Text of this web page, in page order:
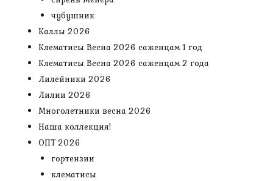
чубушник
Каллы 2026
Клематисы Весна 2026 саженцам 1 год
Клематисы Весна 2026 саженцам 2 года
Лилейники 2026
Лилии 2026
Многолетники весна 2026
Наша коллекция!
ОПТ 2026
гортензии
клематисы